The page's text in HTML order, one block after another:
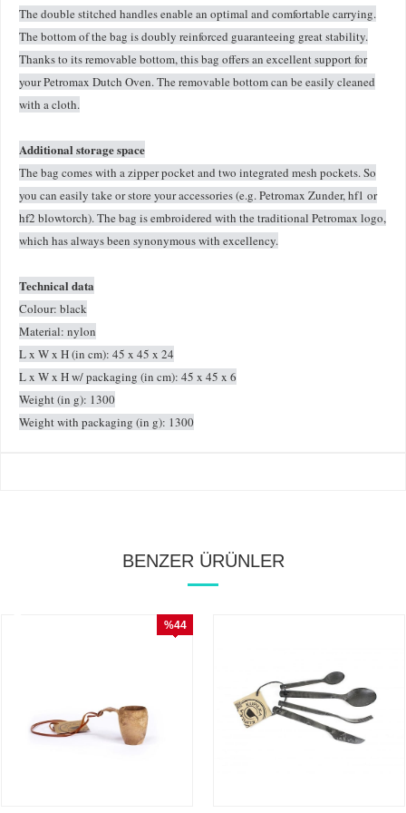
The double stitched handles enable an optimal and comfortable carrying.
The bottom of the bag is doubly reinforced guaranteeing great stability.
Thanks to its removable bottom, this bag offers an excellent support for
your Petromax Dutch Oven. The removable bottom can be easily cleaned
with a cloth.
Additional storage space
The bag comes with a zipper pocket and two integrated mesh pockets. So
you can easily take or store your accessories (e.g. Petromax Zunder, hf1 or
hf2 blowtorch). The bag is embroidered with the traditional Petromax logo,
which has always been synonymous with excellency.
Technical data
Colour: black
Material: nylon
L x W x H (in cm): 45 x 45 x 24
L x W x H w/ packaging (in cm): 45 x 45 x 6
Weight (in g): 1300
Weight with packaging (in g): 1300
BENZER ÜRÜNLER
%44